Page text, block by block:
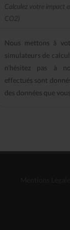
Calculez votre impact
CO2)
Nous mettons à
simulateurs de
n'hésitez pas à
effectués sont
des données que